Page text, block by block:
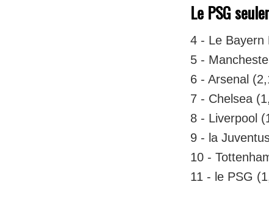
Le PSG
4 - Le Bayern
5 -
6 - Arsenal
7 - Chelsea
8 - Liverpool
9 - la
10 -
11 - le PSG